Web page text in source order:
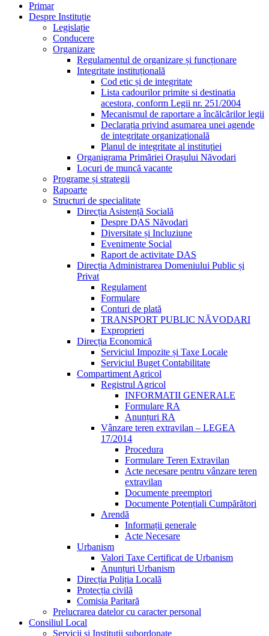
Primar
Despre Instituție
Legislație
Conducere
Organizare
Regulamentul de organizare și funcționare
Integritate instituțională
Cod etic și de integritate
Lista cadourilor primite si destinatia
acestora, conform Legii nr. 251/2004
Mecanismul de raportare a încălcărilor legii
Declarația privind asumarea unei agende
de integritate organizațională
Planul de integritate al instituției
Organigrama Primăriei Orașului Năvodari
Locuri de muncă vacante
Programe și strategii
Rapoarte
Structuri de specialitate
Direcția Asistență Socială
Despre DAS Năvodari
Diversitate și Incluziune
Evenimente Social
Raport de activitate DAS
Direcția Administrarea Domeniului Public și
Privat
Regulament
Formulare
Conturi de plată
TRANSPORT PUBLIC NĂVODARI
Exproprieri
Direcția Economică
Serviciul Impozite și Taxe Locale
Serviciul Buget Contabilitate
Compartiment Agricol
Registrul Agricol
INFORMATII GENERALE
Formulare RA
Anunțuri RA
Vânzare teren extravilan – LEGEA
17/2014
Procedura
Formulare Teren Extravilan
Acte necesare pentru vânzare teren
extravilan
Documente preemptori
Documente Potențiali Cumpărători
Arendă
Informații generale
Acte Necesare
Urbanism
Valori Taxe Certificat de Urbanism
Anunțuri Urbanism
Direcția Poliția Locală
Protecția civilă
Comisia Paritară
Prelucrarea datelor cu caracter personal
Consiliul Local
Servicii si Institutii subordonate